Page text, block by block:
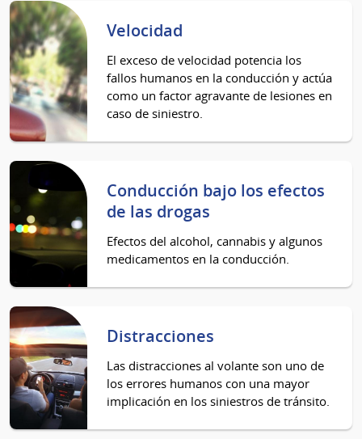
Velocidad
El exceso de velocidad potencia los
fallos humanos en la conducción y actúa
como un factor agravante de lesiones en
caso de siniestro.
Conducción bajo los efectos
de las drogas
Efectos del alcohol, cannabis y algunos
medicamentos en la conducción.
Distracciones
Las distracciones al volante son uno de
los errores humanos con una mayor
implicación en los siniestros de tránsito.